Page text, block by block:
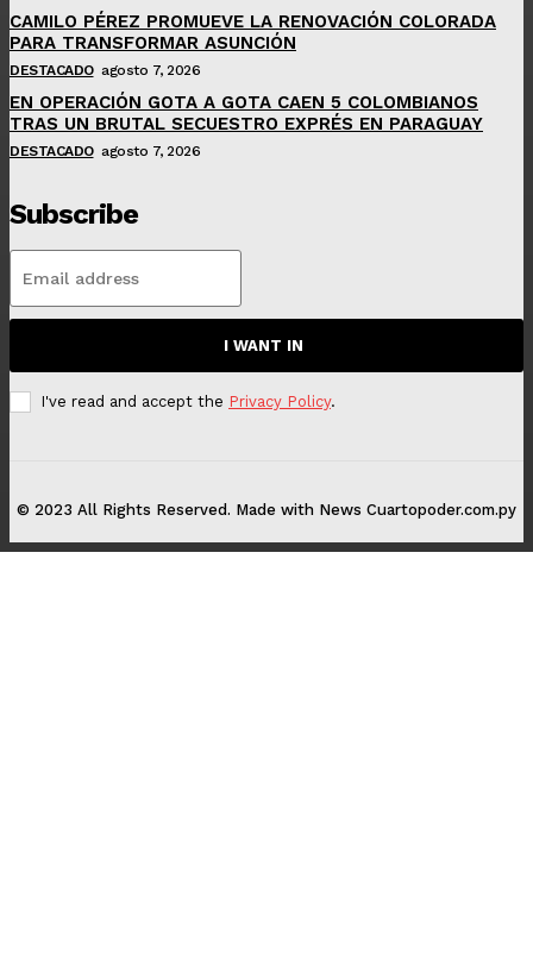
CAMILO PÉREZ PROMUEVE LA RENOVACIÓN COLORADA
PARA TRANSFORMAR ASUNCIÓN
DESTACADO agosto 7, 2026
EN OPERACIÓN GOTA A GOTA CAEN 5 COLOMBIANOS
TRAS UN BRUTAL SECUESTRO EXPRÉS EN PARAGUAY
DESTACADO agosto 7, 2026
Subscribe
I WANT IN
I've read and accept the Privacy Policy.
© 2023 All Rights Reserved. Made with News Cuartopoder.com.py